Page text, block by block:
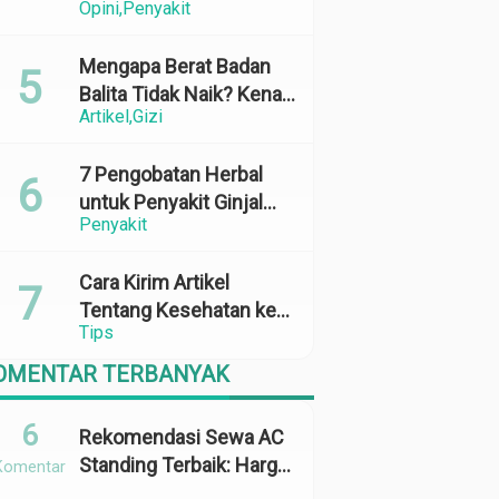
Opini Penyakit
Perubahan Cuaca yang
ArtikelGizi
Mengapa Berat Badan
Balita Tidak Naik? Kenali
Penyebab dan Solusinya
Penyakit
7 Pengobatan Herbal
untuk Penyakit Ginjal
yang Terbukti Efektif
Tips
Cara Kirim Artikel
Tentang Kesehatan ke
Media Online: 100%
TerbitTERBANYAK
Rekomendasi Sewa AC
Standing Terbaik: Harga,
6